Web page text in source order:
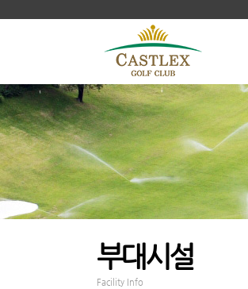
부대시설
Facility Info